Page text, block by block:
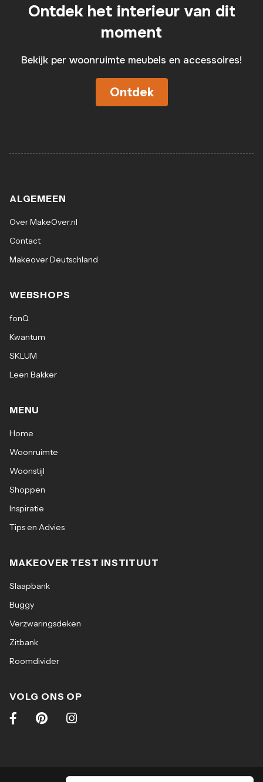
Ontdek het interieur van dit
moment
Bekijk per woonruimte meubels en accessoires!
Ontdek
ALGEMEEN
Over MakeOver.nl
Contact
Makeover Deutschland
WEBSHOPS
fonQ
Kwantum
SKLUM
Leen Bakker
MENU
Home
Woonruimte
Woonstijl
Shoppen
Inspiratie
Tips en Advies
MAKEOVER TEST INSTITUUT
Slaapbank
Buggy
Verzwaringsdeken
Zitbank
Roomdivider
VOLG ONS OP